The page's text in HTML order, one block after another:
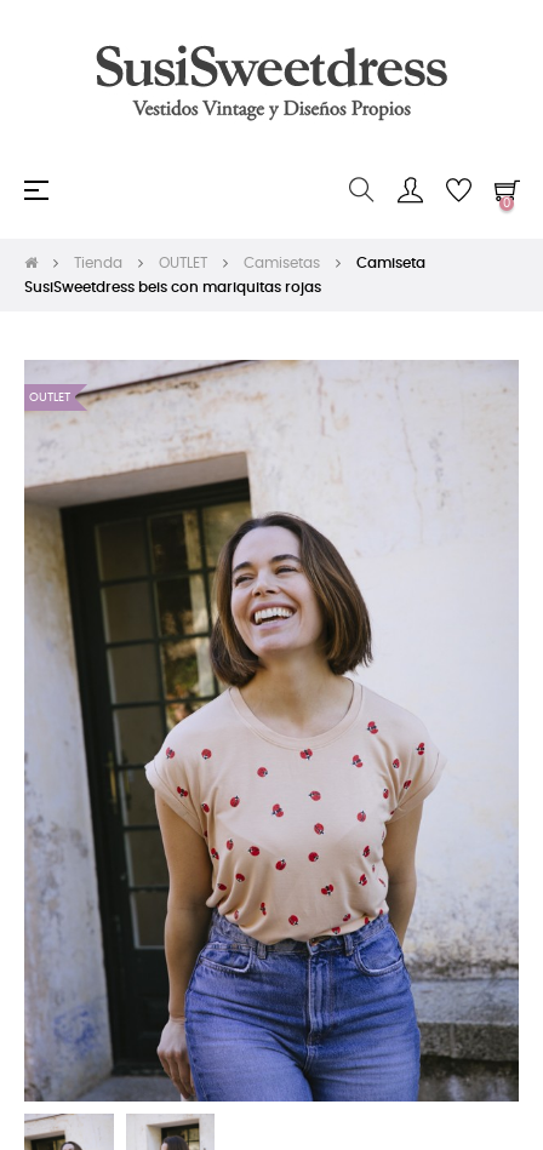
Navegación
☰
0
Tienda OUTLET Camisetas
Camiseta
SusiSweetdress beis con mariquitas rojas
OUTLET